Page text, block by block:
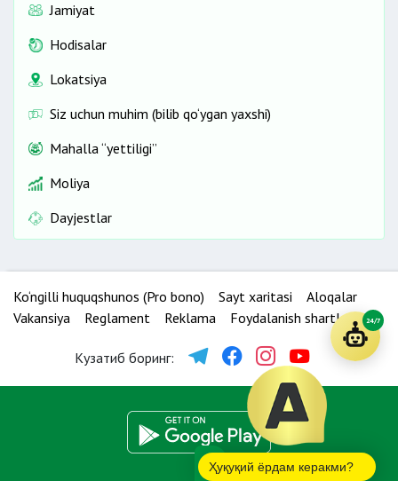
Jamiyat
Hodisalar
Lokatsiya
Siz uchun muhim (bilib qo‘ygan yaxshi)
Mahalla “yettiligi”
Moliya
Dayjestlar
Ko‘ngilli huquqshunos (Pro bono) Sayt xaritasi
Aloqalar
Vakansiya
Reglament Reklama Foydalanish shartlari
Кузатиб боринг:
Ҳуқуқий ёрдам керакми?
24/7